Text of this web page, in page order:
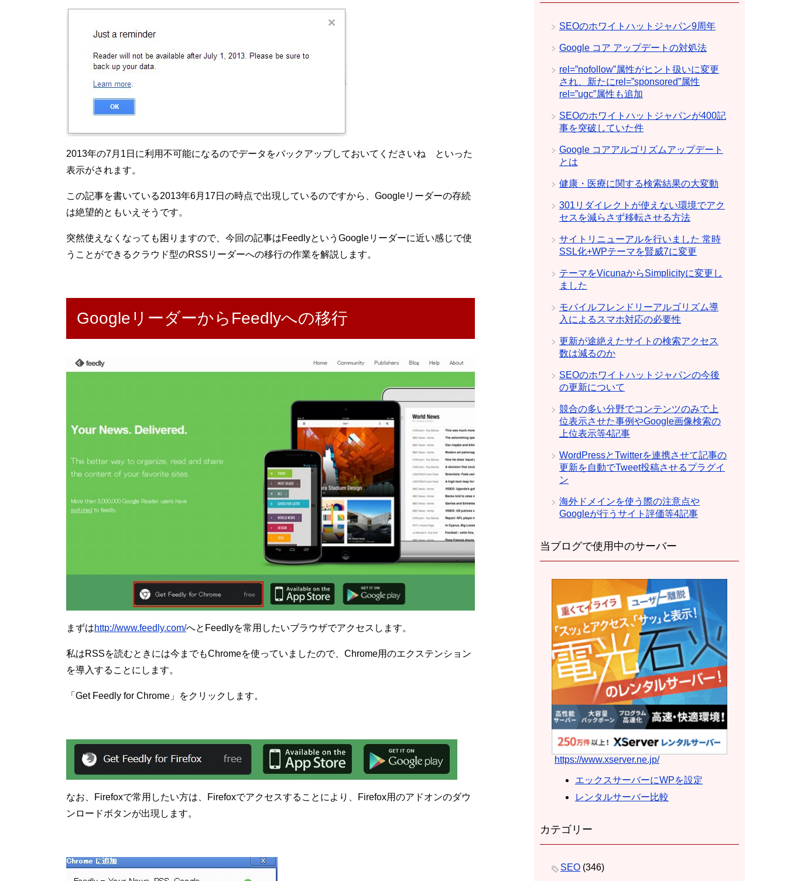
2013年の7月1日に利用不可能になるのでデータをバックアップしておいてくださいね といった
表示がされます。
この記事を書いている2013年6月17日の時点で出現しているのですから、Googleリーダーの存続
は絶望的ともいえそうです。
突然使えなくなっても困りますので、今回の記事はFeedlyというGoogleリーダーに近い感じで使
うことができるクラウド型のRSSリーダーへの移行の作業を解説します。
GoogleリーダーからFeedlyへの移行
まずはhttp://www.feedly.com/へとFeedlyを常用したいブラウザでアクセスします。
私はRSSを読むときには今までもChromeを使っていましたので、Chrome用のエクステンション
を導入することにします。
「Get Feedly for Chrome」をクリックします。
なお、Firefoxで常用したい方は、Firefoxでアクセスすることにより、Firefox用のアドオンのダウ
ンロードボタンが出現します。
SEOのホワイトハットジャパン9周年
Google コア アップデートの対処法
rel=”nofollow”属性がヒント扱いに変更
され、新たにrel=”sponsored”属性
rel=”ugc”属性も追加
SEOのホワイトハットジャパンが400記
事を突破していた件
Google コアアルゴリズムアップデート
とは
健康・医療に関する検索結果の大変動
301リダイレクトが使えない環境でアク
セスを減らさず移転させる方法
サイトリニューアルを行いました 常時
SSL化+WPテーマを賢威7に変更
テーマをVicunaからSimplicityに変更し
ました
モバイルフレンドリーアルゴリズム導
入によるスマホ対応の必要性
更新が途絶えたサイトの検索アクセス
数は減るのか
SEOのホワイトハットジャパンの今後
の更新について
競合の多い分野でコンテンツのみで上
位表示させた事例やGoogle画像検索の
上位表示等4記事
WordPressとTwitterを連携させて記事の
更新を自動でTweet投稿させるプラグイ
ン
海外ドメインを使う際の注意点や
Googleが行うサイト評価等4記事
当ブログで使用中のサーバー
https://www.xserver.ne.jp/
エックスサーバーにWPを設定
レンタルサーバー比較
カテゴリー
SEO (346)